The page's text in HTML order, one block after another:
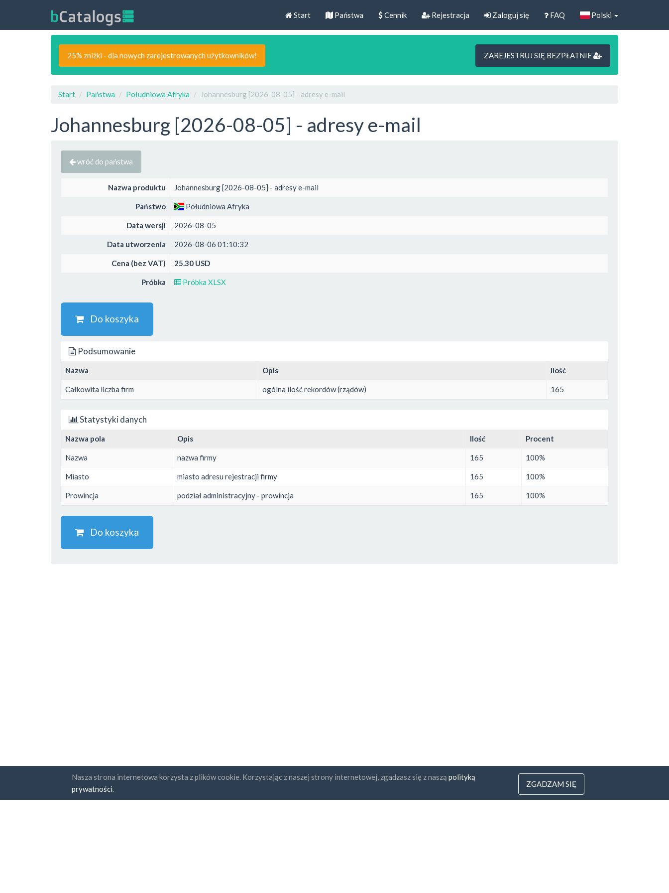
Start Państwa Cennik Rejestracja Zaloguj się FAQ Polski
25% zniżki - dla nowych zarejestrowanych użytkowników! ZAREJESTRUJ SIĘ BEZPŁATNIE
Start Państwa Południowa Afryka Johannesburg [2026-08-05] - adresy e-mail
Johannesburg [2026-08-05] - adresy e-mail
wróć do państwa
Nazwa produktu Johannesburg [2026-08-05] - adresy e-mail
Państwo Południowa Afryka
Data wersji 2026-08-05
Data utworzenia 2026-08-06 01:10:32
Cena (bez VAT) 25.30 USD
Próbka Próbka XLSX
Do koszyka
Podsumowanie
Nazwa Opis Ilość
Całkowita liczba firm ogólna ilość rekordów (rządów) 165
Statystyki danych
Nazwa pola Opis Ilość Procent
Nazwa nazwa firmy 165 100%
Miasto miasto adresu rejestracji firmy 165 100%
Prowincja podział administracyjny - prowincja 165 100%
Do koszyka
Nasza strona internetowa korzysta z plików cookie. Korzystając z naszej strony internetowej, zgadzasz się z nasząpolityką
prywatności
ZGADZAM SIĘ